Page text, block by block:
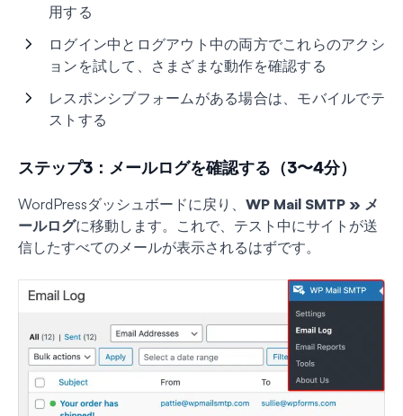
用する
ログイン中とログアウト中の両方でこれらのアクシ
ョンを試して、さまざまな動作を確認する
レスポンシブフォームがある場合は、モバイルでテ
ストする
ステップ3：メールログを確認する（3〜4分）
WordPressダッシュボードに戻り、 WP Mail SMTP » メ
ールログに移動します。これで、テスト中にサイトが送
信したすべてのメールが表示されるはずです。